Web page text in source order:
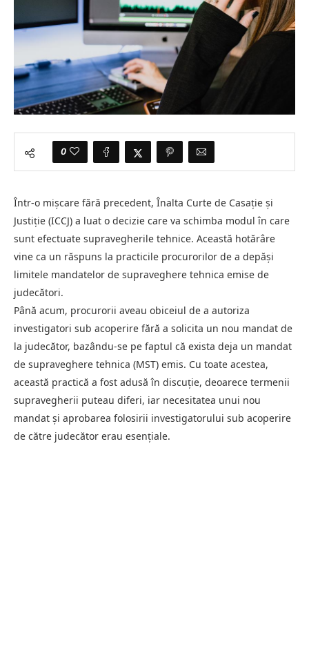
0
Într-o mișcare fără precedent, Înalta Curte de Casație și
Justiție (ICCJ) a luat o decizie care va schimba modul în care
sunt efectuate supravegherile tehnice. Această hotărâre
vine ca un răspuns la practicile procurorilor de a depăși
limitele mandatelor de supraveghere tehnica emise de
judecători.
Până acum, procurorii aveau obiceiul de a autoriza
investigatori sub acoperire fără a solicita un nou mandat de
la judecător, bazându-se pe faptul că exista deja un mandat
de supraveghere tehnica (MST) emis. Cu toate acestea,
această practică a fost adusă în discuție, deoarece termenii
supravegherii puteau diferi, iar necesitatea unui nou
mandat și aprobarea folosirii investigatorului sub acoperire
de către judecător erau esențiale.